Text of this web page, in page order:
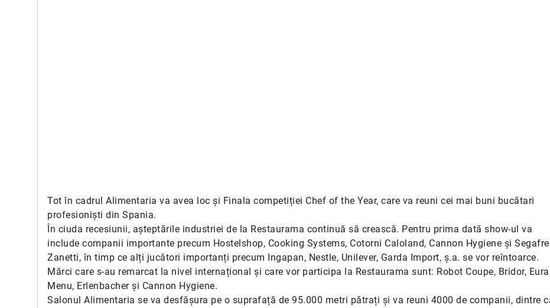
Tot în cadrul Alimentaria va avea loc și Finala competiției Chef of the Year, care va reuni cei mai buni bucătari
profesioniști din Spania.
În ciuda recesiunii, așteptările industriei de la Restaurama continuă să crească. Pentru prima dată show-ul va
include companii importante precum Hostelshop, Cooking Systems, Cotorni Caloland, Cannon Hygiene și
Zanetti, în timp ce alți jucători importanți precum Ingapan, Nestle, Unilever, Garda Import, ș.a. se vor reîntoarce.
Mărci care s-au remarcat la nivel internațional și care vor participa la Restaurama sunt: Robot Coupe, Bridor,
Menu, Erlenbacher și Cannon Hygiene.
Salonul Alimentaria se va desfășura pe o suprafață de 95.000 metri pătrați și va reuni 4000 de companii, dintre